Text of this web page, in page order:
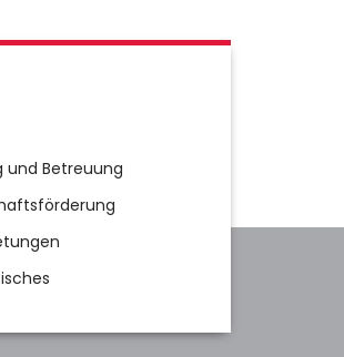
und Betreuung